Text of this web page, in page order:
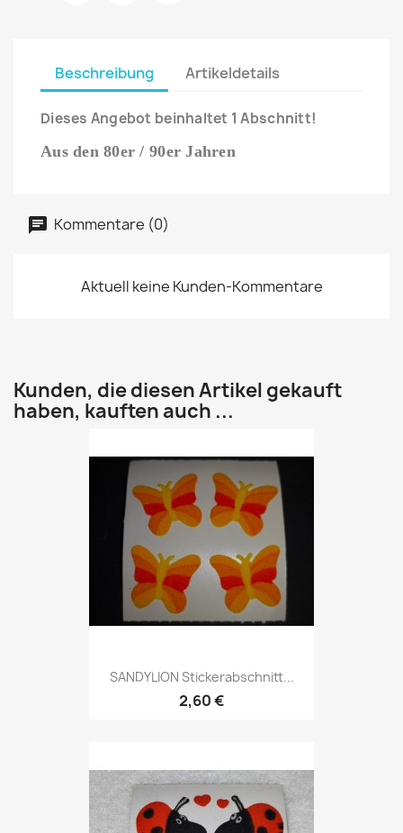
Beschreibung Artikeldetails
Dieses Angebot beinhaltet 1 Abschnitt!
Aus den 80er / 90er Jahren
Kommentare (0)
Aktuell keine Kunden-Kommentare
Kunden, die diesen Artikel gekauft
haben, kauften auch ...
SANDYLION Stickerabschnitt...
2,60 €